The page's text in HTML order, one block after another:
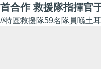
首合作 救援隊指揮官
的消防員！
//特區救援隊59名隊員喺土